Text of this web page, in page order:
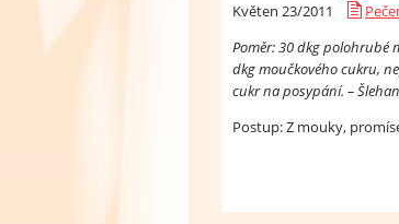
Květen 23/2011
Poměr: 30 dkg polohrubé
dkg moučkového cukru,
cukr na posypání. –
Postup: Z mouky,